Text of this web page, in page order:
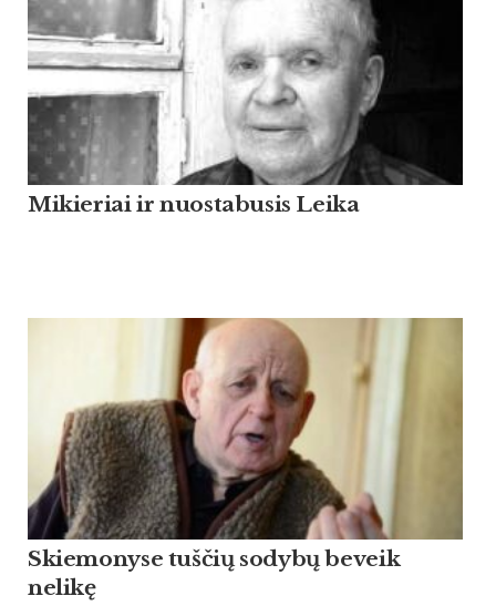
Mikieriai ir nuostabusis Leika
Skiemonyse tuščių sodybų beveik
nelikę